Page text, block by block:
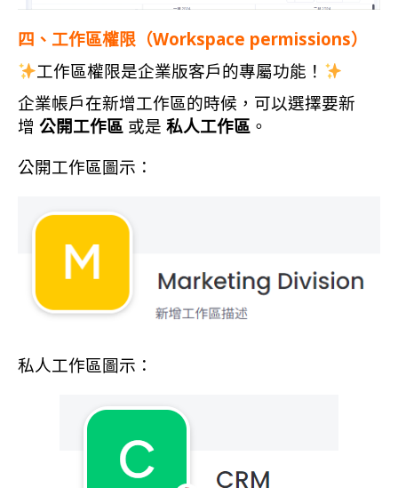
四、工作區權限（Workspace permissions）
工作區權限是企業版客戶的專屬功能！
企業帳戶在新增工作區的時候，可以選擇要新
增 公開工作區 或是 私人工作區 。
公開工作區圖示：
私人工作區圖示：